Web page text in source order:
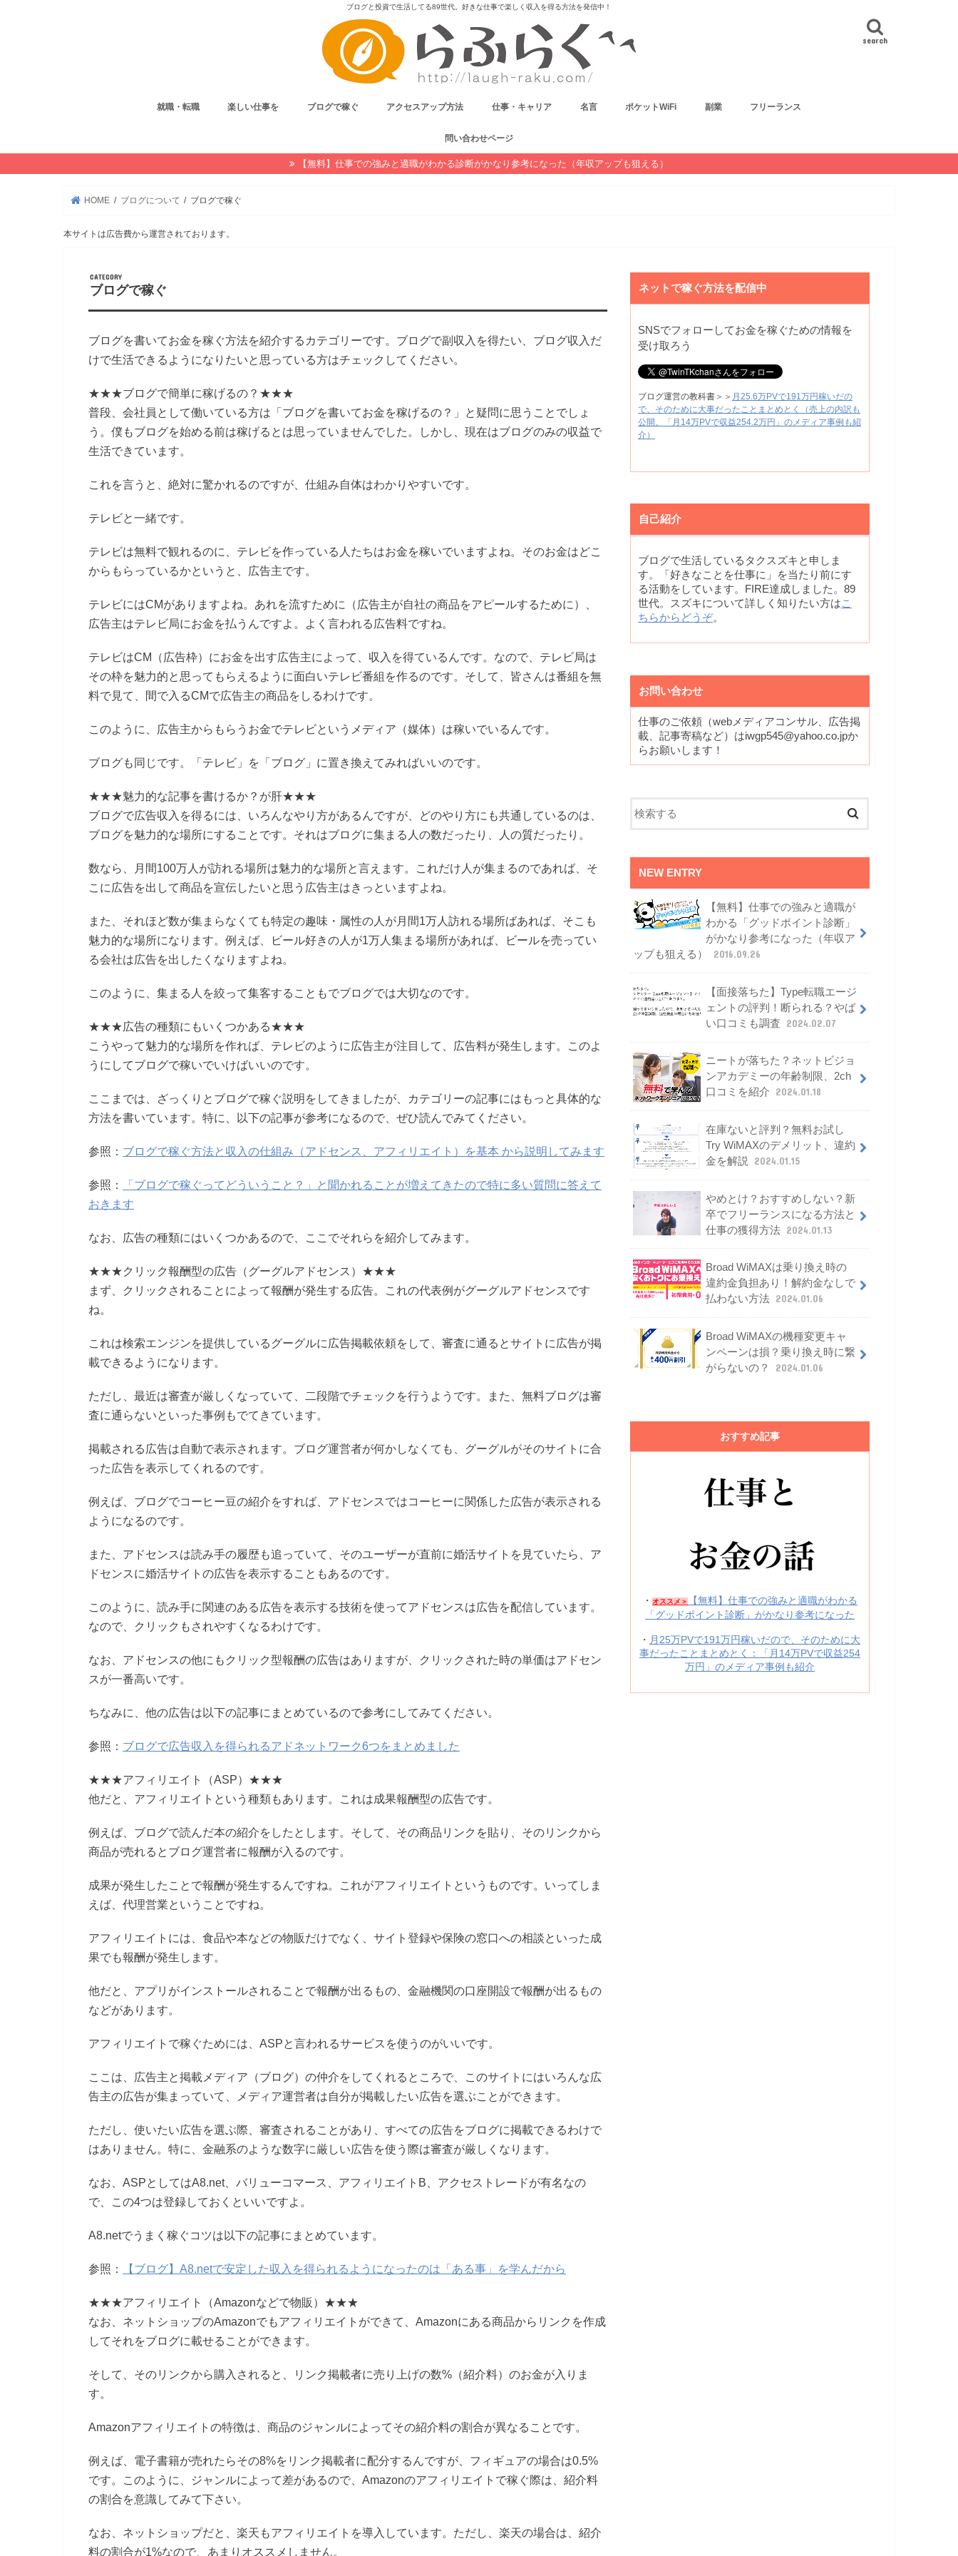
ブログと投資で生活してる89世代。好きな仕事で楽しく収入を得る方法を発信中！
search
就職・転職 楽しい仕事を ブログで稼ぐ アクセスアップ方法 仕事・キャリア 名言 ポケットWiFi 副業 フリーランス
問い合わせページ
【無料】仕事での強みと適職がわかる診断がかなり参考になった（年収アップも狙える）
HOME ブログについて ブログで稼ぐ
本サイトは広告費から運営されております。
ブログで稼ぐ
ブログを書いてお金を稼ぐ方法を紹介するカテゴリーです。ブログで副収入を得たい、ブログ収入だ
けで生活できるようになりたいと思っている方はチェックしてください。
★★★ブログで簡単に稼げるの？★★★
普段、会社員として働いている方は「ブログを書いてお金を稼げるの？」と疑問に思うことでしょ
う。僕もブログを始める前は稼げるとは思っていませんでした。しかし、現在はブログのみの収益で
生活できています。
これを言うと、絶対に驚かれるのですが、仕組み自体はわかりやすいです。
テレビと一緒です。
テレビは無料で観れるのに、テレビを作っている人たちはお金を稼いでいますよね。そのお金はどこ
からもらっているかというと、広告主です。
テレビにはCMがありますよね。あれを流すために（広告主が自社の商品をアピールするために）、
広告主はテレビ局にお金を払うんですよ。よく言われる広告料ですね。
テレビはCM（広告枠）にお金を出す広告主によって、収入を得ているんです。なので、テレビ局は
その枠を魅力的と思ってもらえるように面白いテレビ番組を作るのです。そして、皆さんは番組を無
料で見て、間で入るCMで広告主の商品をしるわけです。
このように、広告主からもらうお金でテレビというメディア（媒体）は稼いでいるんです。
ブログも同じです。「テレビ」を「ブログ」に置き換えてみればいいのです。
★★★魅力的な記事を書けるか？が肝★★★
ブログで広告収入を得るには、いろんなやり方があるんですが、どのやり方にも共通しているのは、
ブログを魅力的な場所にすることです。それはブログに集まる人の数だったり、人の質だったり。
数なら、月間100万人が訪れる場所は魅力的な場所と言えます。これだけ人が集まるのであれば、そ
こに広告を出して商品を宣伝したいと思う広告主はきっといますよね。
また、それほど数が集まらなくても特定の趣味・属性の人が月間1万人訪れる場所ばあれば、そこも
魅力的な場所になります。例えば、ビール好きの人が1万人集まる場所があれば、ビールを売ってい
る会社は広告を出したくなりますよね。
このように、集まる人を絞って集客することもでブログでは大切なのです。
★★★広告の種類にもいくつかある★★★
こうやって魅力的な場所を作れば、テレビのように広告主が注目して、広告料が発生します。このよ
うにしてブログで稼いでいけばいいのです。
ここまでは、ざっくりとブログで稼ぐ説明をしてきましたが、カテゴリーの記事にはもっと具体的な
方法を書いています。特に、以下の記事が参考になるので、ぜひ読んでみてください。
参照： ブログで稼ぐ方法と収入の仕組み（アドセンス、アフィリエイト）を基本 から説明してみます
参照：
「ブログで稼ぐってどういうこと？」と聞かれることが増えてきたので特に多い質問に答えて
おきます
なお、広告の種類にはいくつかあるので、ここでそれらを紹介してみます。
★★★クリック報酬型の広告（グーグルアドセンス）★★★
まず、クリックされることによって報酬が発生する広告。これの代表例がグーグルアドセンスです
ね。
これは検索エンジンを提供しているグーグルに広告掲載依頼をして、審査に通るとサイトに広告が掲
載できるようになります。
ただし、最近は審査が厳しくなっていて、二段階でチェックを行うようです。また、無料ブログは審
査に通らないといった事例もでてきています。
掲載される広告は自動で表示されます。ブログ運営者が何かしなくても、グーグルがそのサイトに合
った広告を表示してくれるのです。
例えば、ブログでコーヒー豆の紹介をすれば、アドセンスではコーヒーに関係した広告が表示される
ようになるのです。
また、アドセンスは読み手の履歴も追っていて、そのユーザーが直前に婚活サイトを見ていたら、ア
ドセンスに婚活サイトの広告を表示することもあるのです。
このように、読み手に関連のある広告を表示する技術を使ってアドセンスは広告を配信しています。
なので、クリックもされやすくなるわけです。
なお、アドセンスの他にもクリック型報酬の広告はありますが、クリックされた時の単価はアドセン
スが一番高いです。
ちなみに、他の広告は以下の記事にまとめているので参考にしてみてください。
参照： ブログで広告収入を得られるアドネットワーク6つをまとめました
★★★アフィリエイト（ASP）★★★
他だと、アフィリエイトという種類もあります。これは成果報酬型の広告です。
例えば、ブログで読んだ本の紹介をしたとします。そして、その商品リンクを貼り、そのリンクから
商品が売れるとブログ運営者に報酬が入るのです。
成果が発生したことで報酬が発生するんですね。これがアフィリエイトというものです。いってしま
えば、代理営業ということですね。
アフィリエイトには、食品や本などの物販だけでなく、サイト登録や保険の窓口への相談といった成
果でも報酬が発生します。
他だと、アプリがインストールされることで報酬が出るもの、金融機関の口座開設で報酬が出るもの
などがあります。
アフィリエイトで稼ぐためには、ASPと言われるサービスを使うのがいいです。
ここは、広告主と掲載メディア（ブログ）の仲介をしてくれるところで、このサイトにはいろんな広
告主の広告が集まっていて、メディア運営者は自分が掲載したい広告を選ぶことができます。
ただし、使いたい広告を選ぶ際、審査されることがあり、すべての広告をブログに掲載できるわけで
はありません。特に、金融系のような数字に厳しい広告を使う際は審査が厳しくなります。
なお、ASPとしてはA8.net、バリューコマース、アフィリエイトB、アクセストレードが有名なの
で、この4つは登録しておくといいですよ。
A8.netでうまく稼ぐコツは以下の記事にまとめています。
参照： 【ブログ】A8.netで安定した収入を得られるようになったのは「ある事」を学んだから
★★★アフィリエイト（Amazonなどで物販）★★★
なお、ネットショップのAmazonでもアフィリエイトができて、Amazonにある商品からリンクを作成
してそれをブログに載せることができます。
そして、そのリンクから購入されると、リンク掲載者に売り上げの数%（紹介料）のお金が入りま
す。
Amazonアフィリエイトの特徴は、商品のジャンルによってその紹介料の割合が異なることです。
例えば、電子書籍が売れたらその8%をリンク掲載者に配分するんですが、フィギュアの場合は0.5%
です。このように、ジャンルによって差があるので、Amazonのアフィリエイトで稼ぐ際は、紹介料
の割合を意識してみて下さい。
なお、ネットショップだと、楽天もアフィリエイトを導入しています。ただし、楽天の場合は、紹介
料の割合が1%なので、あまりオススメしません。
ネットで稼ぐ方法を配信中
SNSでフォローしてお金を稼ぐための情報を
受け取ろう
ブログ運営の教科書＞＞ 月25.6万PVで191万円稼いだの
で、そのために大事だったことまとめとく（売上の内訳も
公開。「月14万PVで収益254.2万円」のメディア事例も紹
介）
自己紹介
ブログで生活しているタクスズキと申しま
す。「好きなことを仕事に」を当たり前にす
る活動をしています。FIRE達成しました。89
世代。スズキについて詳しく知りたい方はこ
ちらからどうぞ。
お問い合わせ
仕事のご依頼（webメディアコンサル、広告掲
載、記事寄稿など）はiwgp545@yahoo.co.jpか
らお願いします！
NEW ENTRY
【無料】仕事での強みと適職が
わかる「グッドポイント診断」
がかなり参考になった（年収ア
ップも狙える）
2016.09.26
【面接落ちた】Type転職エージ
ェントの評判！断られる？やば
い口コミも調査
2024.02.07
ニートが落ちた？ネットビジョ
ンアカデミーの年齢制限、2ch
口コミを紹介
2024.01.18
在庫ないと評判？無料お試し
Try WiMAXのデメリット、違約
金を解説
2024.01.15
やめとけ？おすすめしない？新
卒でフリーランスになる方法と
仕事の獲得方法 2024.01.13
Broad WiMAXは乗り換え時の
違約金負担あり！解約金なしで
払わない方法 2024.01.06
Broad WiMAXの機種変更キャ
ンペーンは損？乗り換え時に繋
がらないの？
2024.01.06
おすすめ記事
・ オススメ＞
【無料】仕事での強みと適職がわかる
「グッドポイント診断」がかなり参考になった
・ 月25万PVで191万円稼いだので、そのために大
事だったことまとめとく：「月14万PVで収益254
万円」のメディア事例も紹介